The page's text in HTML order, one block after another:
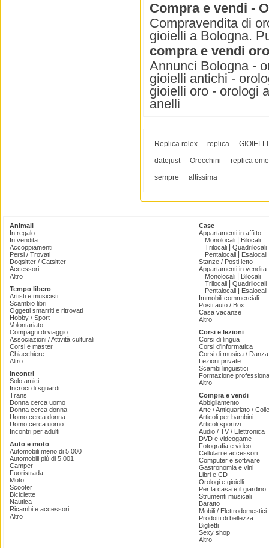
Compra e vendi -
Compravendita di
gioielli a Bologna.
compra e vendi
Annunci Bologna -
gioielli antichi -
gioielli oro - orologi
anelli
Replica rolex replica
GIOIELLI
datejust
Orecchini
replica
sempre
altissima
Animali
In regalo
In vendita
Accoppiamenti
Persi / Trovati
Dogsitter / Catsitter
Accessori
Altro
Tempo libero
Artisti e musicisti
Scambio libri
Oggetti smarriti e ritrovati
Hobby / Sport
Volontariato
Compagni di viaggio
Associazioni / Attività culturali
Corsi e master
Chiacchiere
Altro
Incontri
Solo amici
Incroci di sguardi
Trans
Donna cerca uomo
Donna cerca donna
Uomo cerca donna
Uomo cerca uomo
Incontri per adulti
Auto e moto
Automobili meno di 5.000
Automobili più di 5.001
Camper
Fuoristrada
Moto
Scooter
Biciclette
Nautica
Ricambi e accessori
Altro
Case
Appartamenti in affitto
Monolocali
Bilocali
Trilocali
Quadrilocali
Pentalocali
Esalocali
Stanze / Posti letto
Appartamenti in vendita
Monolocali
Bilocali
Trilocali
Quadrilocali
Pentalocali
Esalocali
Immobili commerciali
Posti auto / Box
Casa vacanze
Altro
Corsi e lezioni
Corsi di lingua
Corsi d'informatica
Corsi di musica /
Lezioni private
Scambi linguistici
Formazione
Altro
Compra e vendi
Abbigliamento
Arte / Antiquariato /
Articoli per bambini
Articoli sportivi
Audio / TV / Elettronica
DVD e videogame
Fotografia e video
Cellulari e accessori
Computer e software
Gastronomia e vini
Libri e CD
Orologi e gioielli
Per la casa e il giardino
Strumenti musicali
Baratto
Mobili / Elettrodomestici
Prodotti di bellezza
Biglietti
Sexy shop
Altro